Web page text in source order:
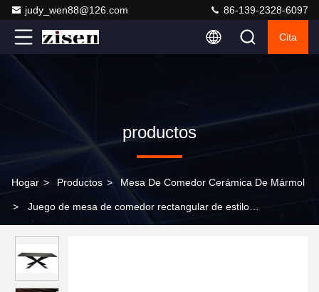
judy_wen88@126.com 86-139-2328-6097
Cita
productos
Hogar > Productos > Mesa De Comedor Cerámica De Mármol
> Juego de mesa de comedor rectangular de estilo
cocina y comedor